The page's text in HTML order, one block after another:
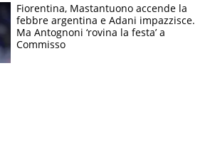
Fiorentina, Mastantuono accende la
febbre argentina e Adani impazzisce.
Ma Antognoni ‘rovina la festa’ a
Commisso